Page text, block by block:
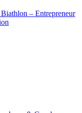
– Entrepreneur